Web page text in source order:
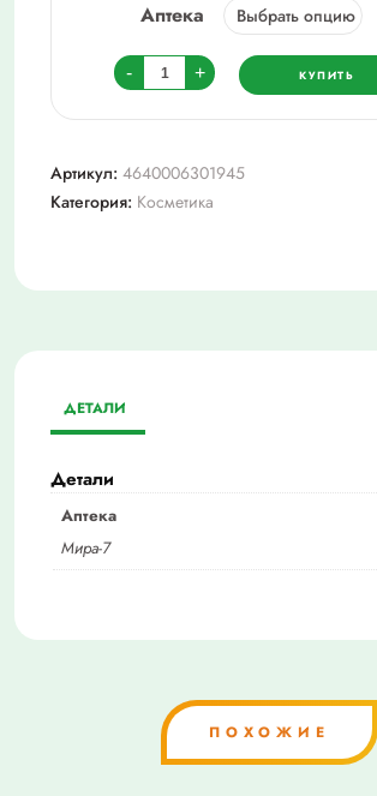
Аптека
-
Количество
товара
Овечье
крем
д/
сливки/
+ КУПИТЬ
Артикул: 4640006301945
Категория: Косметика
ДЕТАЛИ
Детали
Аптека
Мира-7
ПОХОЖИЕ